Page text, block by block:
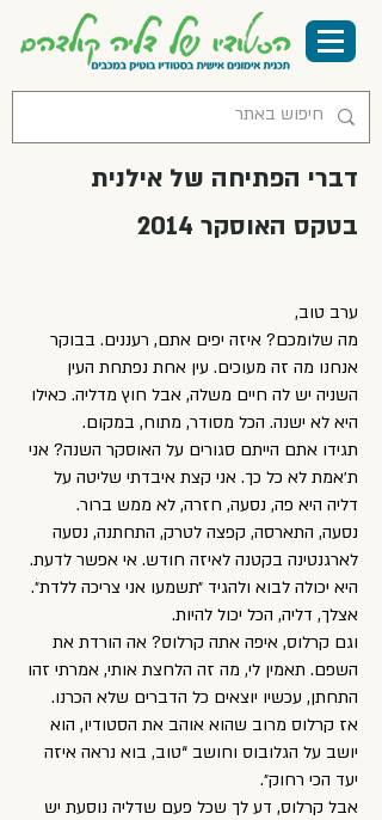
דברי הפתיחה של אילנית
בטקס האוסקר 2014
ערב טוב,
מה שלומכם? איזה יפים אתם, רעננים. בבוקר
אנחנו מה זה מעוכים. עין אחת נפתחת העין
השניה יש לה חיים משלה, אבל חוץ מדליה. כאילו
היא לא ישנה. הכל מסודר, מתוח, במקום.
תגידו אתם הייתם סגורים על האוסקר השנה? אני
ת׳אמת לא כל כך. אני קצת איבדתי שליטה על
דליה היא פה, נסעה, חזרה, לא ממש ברור.
נסעה, התארסה, קפצה לטרק, התחתנה, נסעה
לארגנטינה בקטנה לאיזה חודש. אי אפשר לדעת.
היא יכולה לבוא ולהגיד ״תשמעו אני צריכה ללדת״.
אצלך, דליה, הכל יכול להיות.
וגם קרלוס, איפה אתה קרלוס? אה הורדת את
השפם. תאמין לי, מה זה הלחצת אותי, אמרתי זהו
התחתן, עכשיו יוצאים כל הדברים שלא הכרנו.
אז קרלוס מרוב שהוא אוהב את הסטודיו, הוא
יושב על הגלובוס וחושב “טוב, בוא נראה איזה
יעד הכי רחוק״.
אבל קרלוס, דע לך שכל פעם שדליה נוסעת יש